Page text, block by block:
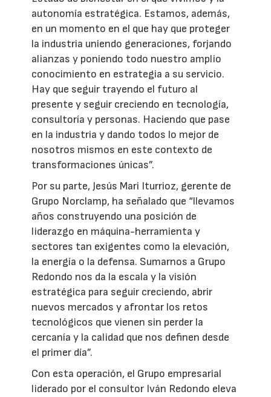
autonomía estratégica. Estamos, además,
en un momento en el que hay que proteger
la industria uniendo generaciones, forjando
alianzas y poniendo todo nuestro amplio
conocimiento en estrategia a su servicio.
Hay que seguir trayendo el futuro al
presente y seguir creciendo en tecnología,
consultoría y personas. Haciendo que pase
en la industria y dando todos lo mejor de
nosotros mismos en este contexto de
transformaciones únicas”.
Por su parte, Jesús Mari Iturrioz, gerente de
Grupo Norclamp, ha señalado que “llevamos
años construyendo una posición de
liderazgo en máquina-herramienta y
sectores tan exigentes como la elevación,
la energía o la defensa. Sumarnos a Grupo
Redondo nos da la escala y la visión
estratégica para seguir creciendo, abrir
nuevos mercados y afrontar los retos
tecnológicos que vienen sin perder la
cercanía y la calidad que nos definen desde
el primer día”.
Con esta operación, el Grupo empresarial
liderado por el consultor Iván Redondo eleva